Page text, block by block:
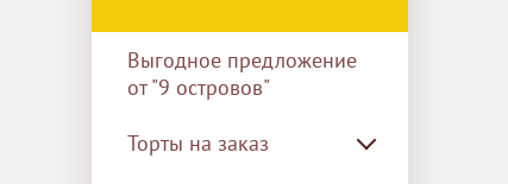
Выгодное предложение
от "9 островов"
Торты на заказ